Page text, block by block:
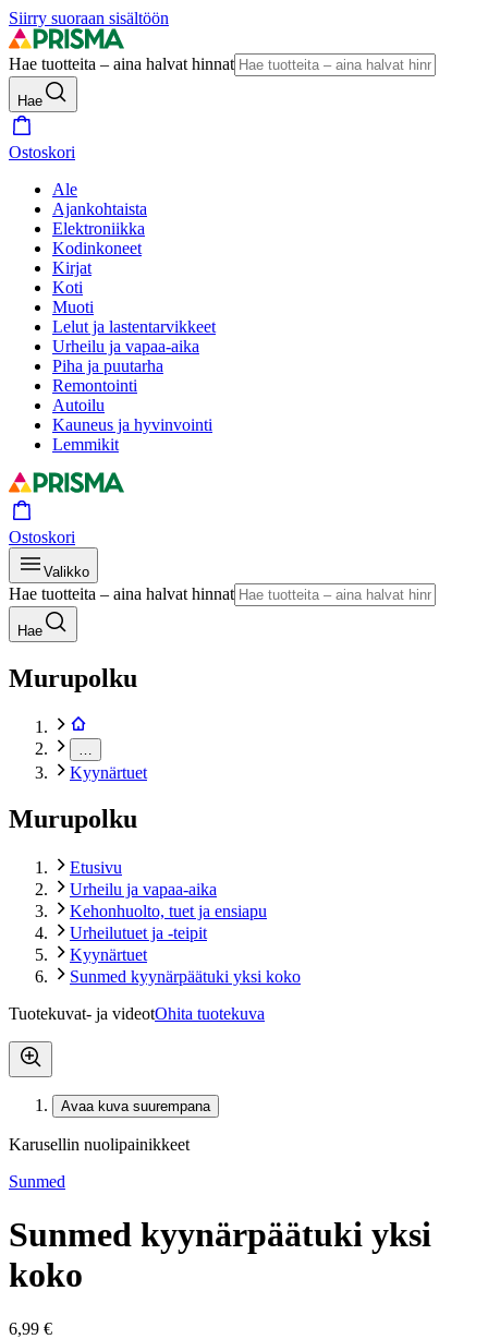
Siirry suoraan sisältöön
Hae tuotteita – aina halvat hinnat
Hae
Ostoskori
Ale
Ajankohtaista
Elektroniikka
Kodinkoneet
Kirjat
Koti
Muoti
Lelut ja lastentarvikkeet
Urheilu ja vapaa-aika
Piha ja puutarha
Remontointi
Autoilu
Kauneus ja hyvinvointi
Lemmikit
Ostoskori
Valikko
Hae tuotteita – aina halvat hinnat
Hae
Murupolku
Kyynärtuet
Murupolku
Etusivu
Urheilu ja vapaa-aika
Kehonhuolto, tuet ja ensiapu
Urheilutuet ja -teipit
Kyynärtuet
Sunmed kyynärpäätuki yksi koko
Tuotekuvat- ja videotOhita tuotekuva
Avaa kuva suurempana
Karusellin nuolipainikkeet
Sunmed
Sunmed kyynärpäätuki yksi
koko
6,99 €